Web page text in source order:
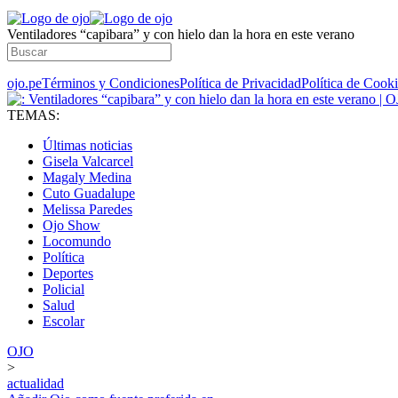
Ventiladores “capibara” y con hielo dan la hora en este verano
ojo.peTérminos y CondicionesPolítica de PrivacidadPolítica de
TEMAS:
Últimas noticias
Gisela Valcarcel
Magaly Medina
Cuto Guadalupe
Melissa Paredes
Ojo Show
Locomundo
Política
Deportes
Policial
Salud
Escolar
OJO
>
actualidad